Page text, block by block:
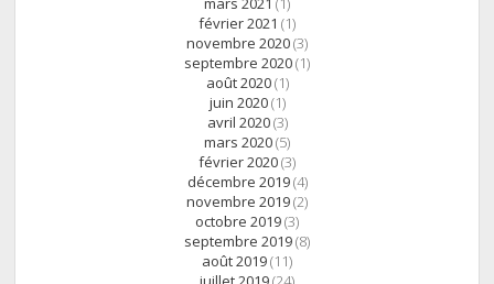
février 2021 (1)
novembre 2020(3)
septembre 2020(1)
août 2020(1)
juin 2020(1)
avril 2020(3)
mars 2020(5)
février 2020(3)
décembre 2019(4)
novembre 2019(2)
octobre 2019(3)
septembre 2019(8)
août 2019(11)